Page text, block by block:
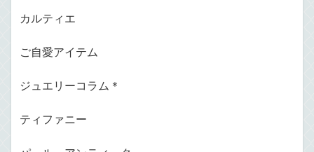
カルティエ
ご自愛アイテム
ジュエリーコラム＊
ティファニー